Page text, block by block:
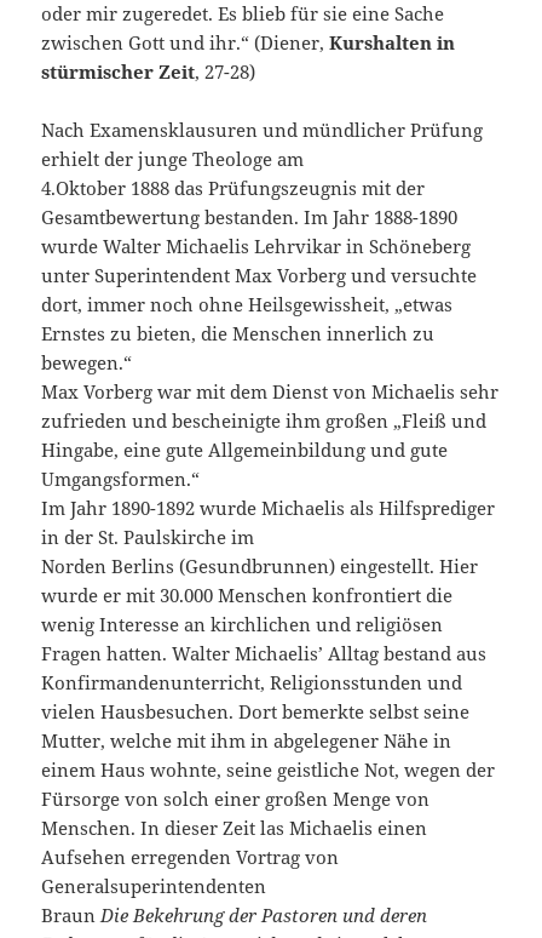
oder mir zugeredet. Es blieb für sie eine Sache
zwischen Gott und ihr.“ (Diener,Kurshalten in
stürmischer Zeit, 27-28)
Nach Examensklausuren und mündlicher Prüfung
erhielt der junge Theologe am
4.Oktober 1888 das Prüfungszeugnis mit der
Gesamtbewertung bestanden. Im Jahr 1888-1890
wurde Walter Michaelis Lehrvikar in Schöneberg
unter Superintendent Max Vorberg und versuchte
dort, immer noch ohne Heilsgewissheit, „etwas
Ernstes zu bieten, die Menschen innerlich zu
bewegen.“
Max Vorberg war mit dem Dienst von Michaelis sehr
zufrieden und bescheinigte ihm großen „Fleiß und
Hingabe, eine gute Allgemeinbildung und gute
Umgangsformen.“
Im Jahr 1890-1892 wurde Michaelis als Hilfsprediger
in der St. Paulskirche im
Norden Berlins (Gesundbrunnen) eingestellt. Hier
wurde er mit 30.000 Menschen konfrontiert die
wenig Interesse an kirchlichen und religiösen
Fragen hatten. Walter Michaelis’ Alltag bestand aus
Konfirmandenunterricht, Religionsstunden und
vielen Hausbesuchen. Dort bemerkte selbst seine
Mutter, welche mit ihm in abgelegener Nähe in
einem Haus wohnte, seine geistliche Not, wegen der
Fürsorge von solch einer großen Menge von
Menschen. In dieser Zeit las Michaelis einen
Aufsehen erregenden Vortrag von
Generalsuperintendenten
BraunDie Bekehrung der Pastoren und deren